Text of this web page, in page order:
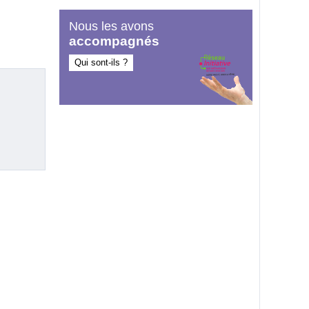
Nous les avons
accompagnés
Qui sont-ils ?